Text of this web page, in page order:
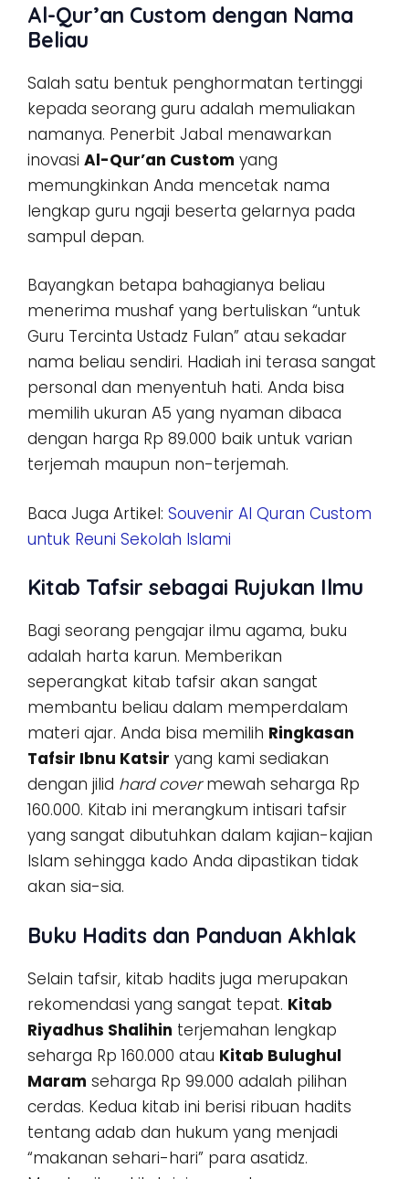
Al-Qur’an Custom dengan Nama
Beliau
Salah satu bentuk penghormatan tertinggi
kepada seorang guru adalah memuliakan
namanya. Penerbit Jabal menawarkan
inovasi Al-Qur’an Custom yang
memungkinkan Anda mencetak nama
lengkap guru ngaji beserta gelarnya pada
sampul depan.
Bayangkan betapa bahagianya beliau
menerima mushaf yang bertuliskan “untuk
Guru Tercinta Ustadz Fulan” atau sekadar
nama beliau sendiri. Hadiah ini terasa sangat
personal dan menyentuh hati. Anda bisa
memilih ukuran A5 yang nyaman dibaca
dengan harga Rp 89.000 baik untuk varian
terjemah maupun non-terjemah.
Baca Juga Artikel: Souvenir Al Quran Custom
untuk Reuni Sekolah Islami
Kitab Tafsir sebagai Rujukan Ilmu
Bagi seorang pengajar ilmu agama, buku
adalah harta karun. Memberikan
seperangkat kitab tafsir akan sangat
membantu beliau dalam memperdalam
materi ajar. Anda bisa memilih Ringkasan
Tafsir Ibnu Katsir yang kami sediakan
dengan jilid hard covermewah seharga Rp
160.000. Kitab ini merangkum intisari tafsir
yang sangat dibutuhkan dalam kajian-kajian
Islam sehingga kado Anda dipastikan tidak
akan sia-sia.
Buku Hadits dan Panduan Akhlak
Selain tafsir, kitab hadits juga merupakan
rekomendasi yang sangat tepat. Kitab
Riyadhus Shalihin terjemahan lengkap
seharga Rp 160.000 atau Kitab Bulughul
Maram seharga Rp 99.000 adalah pilihan
cerdas. Kedua kitab ini berisi ribuan hadits
tentang adab dan hukum yang menjadi
“makanan sehari-hari” para asatidz.